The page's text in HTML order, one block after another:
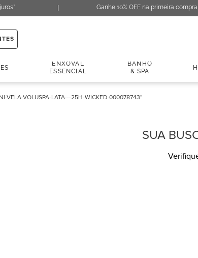
Ganhe 10% OFF na primeira
ENXOVAL
ESSENCIAL
BANHO
& SPA
VELA-VOLUSPA-LATA---25H-WICKED-000078743
SUA